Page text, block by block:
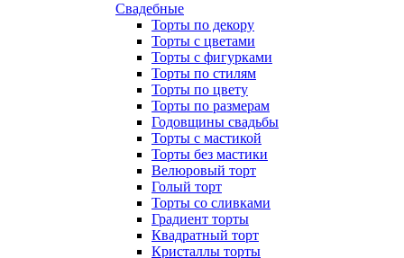
Свадебные
Торты по декору
Торты с цветами
Торты с фигурками
Торты по стилям
Торты по цвету
Торты по размерам
Годовщины свадьбы
Торты с мастикой
Торты без мастики
Велюровый торт
Голый торт
Торты со сливками
Градиент торты
Квадратный торт
Кристаллы торты